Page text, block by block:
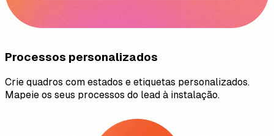
Processos personalizados
Crie quadros com estados e etiquetas personalizados.
Mapeie os seus processos do lead à instalação.